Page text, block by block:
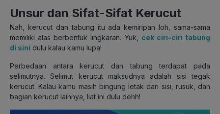
Unsur dan Sifat-Sifat Kerucut
Nah, kerucut dan tabung itu ada kemiripan loh, sama-sama
memiliki alas berbentuk lingkaran. Yuk, cek ciri-ciri tabung
di sini dulu kalau kamu lupa!
Perbedaan antara kerucut dan tabung terdapat pada
selimutnya. Selimut kerucut maksudnya adalah sisi tegak
kerucut. Kalau kamu masih bingung letak dari sisi, rusuk, dan
bagian kerucut lainnya, liat ini dulu dehh!